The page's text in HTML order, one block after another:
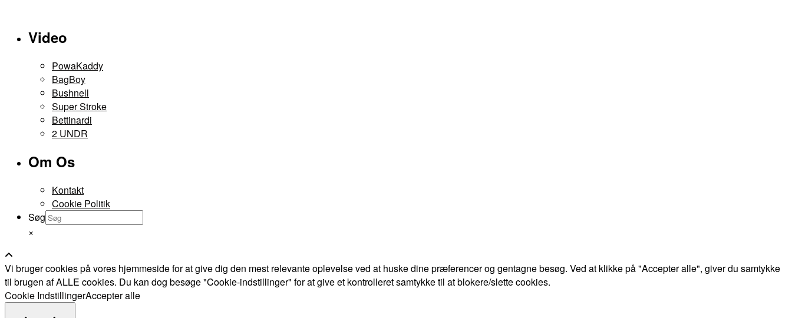
Video
PowaKaddy
BagBoy
Bushnell
Super Stroke
Bettinardi
2 UNDR
Om Os
Kontakt
Cookie Politik
Søg
×
Vi bruger cookies på vores hjemmeside for at give dig den mest relevante oplevelse ved at huske dine præferencer og gentagne besøg. Ved at klikke på "Accepter alle", giver du samtykke
til brugen af ALLE cookies. Du kan dog besøge "Cookie-indstillinger" for at give et kontrolleret samtykke til at blokere/slette cookies.
Cookie IndstillingerAccepter alle